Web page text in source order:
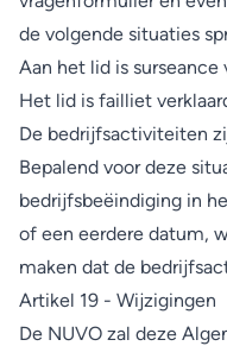
de volgende situaties
Aan het lid is
Het lid is failliet
De bedrijfsactiviteiten
Bepalend voor deze
bedrijfsbeëindiging in
of een eerdere datum,
maken dat de
Artikel 19 - Wijzigingen
De NUVO zal deze